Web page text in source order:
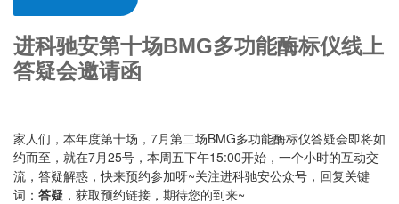
进科驰安第十场BMG多功能酶标仪线上
答疑会邀请函
家人们，本年度第十场，7月第二场BMG多功能酶标仪答疑会即将如
约而至，就在7月25号，本周五下午15:00开始，一个小时的互动交
流，答疑解惑，快来预约参加呀~关注进科驰安公众号，回复关键
词： 答疑 ，获取预约链接，期待您的到来~